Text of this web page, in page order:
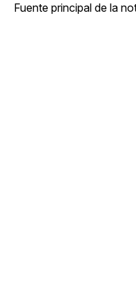
Fuente principal de la